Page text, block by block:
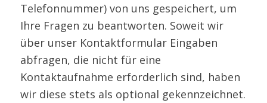
Telefonnummer) von uns gespeichert, um
Ihre Fragen zu beantworten. Soweit wir
über unser Kontaktformular Eingaben
abfragen, die nicht für eine
Kontaktaufnahme erforderlich sind, haben
wir diese stets als optional gekennzeichnet.